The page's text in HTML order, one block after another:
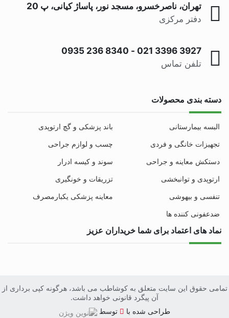
تهران، ناصرخسرو، مسجد نور، پاساژ کیانی، پ 20
دفتر مرکزی
021 3396 3927
-
0935 236 8340
تلفن تماس
دسته بندی محصولات
البسه بیمارستانی
باند پزشکی و گچ ارتوپدی
تجهیزات خانگی و فردی
چسب و لوازم جراحی
دستکش معاینه و جراحی
سوند و کیسه ادرار
ارتوپدی و توانبخشی
تزریقات و خونگیری
تنفسی و بیهوشی
معاینه پزشکی یکبارمصرف
ضدعفونی کننده ها
نماد های اعتماد برای شما خریداران عزیز
تمامی حقوق این سایت متعلق به کوشاطب می باشد، هرگونه کپی برداری از
آن پیگرد قانونی خواهد داشت.
طراحی سایت
شده با توسط